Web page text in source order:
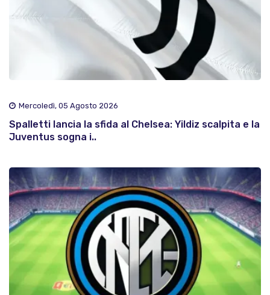
Mercoledì, 05 Agosto 2026
Spalletti lancia la sfida al Chelsea: Yildiz scalpita e la
Juventus sogna i..